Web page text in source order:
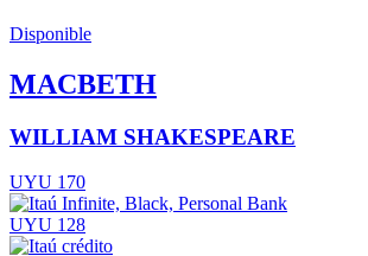
Disponible
MACBETH
WILLIAM SHAKESPEARE
UYU 170
UYU 128